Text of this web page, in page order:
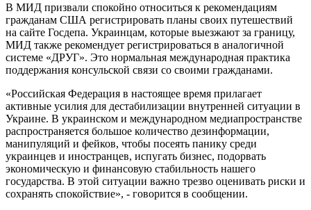
В МИД призвали спокойно относиться к рекомендациям
гражданам США регистрировать планы своих путешествий
на сайте Госдепа. Украинцам, которые выезжают за границу,
МИД также рекомендует регистрироваться в аналогичной
системе «ДРУГ». Это нормальная международная практика
поддержания консульской связи со своими гражданами.
«Российская Федерация в настоящее время прилагает
активные усилия для дестабилизации внутренней ситуации в
Украине. В украинском и международном медиапространстве
распространяется большое количество дезинформации,
манипуляций и фейков, чтобы посеять панику среди
украинцев и иностранцев, испугать бизнес, подорвать
экономическую и финансовую стабильность нашего
государства. В этой ситуации важно трезво оценивать риски и
сохранять спокойствие», - говорится в сообщении.